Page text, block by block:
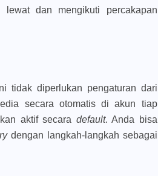
dan mengikuti percakapan
tidak diperlukan pengaturan dari
secara otomatis di akun tiap
aktif secara default. Anda bisa
dengan langkah-langkah sebagai